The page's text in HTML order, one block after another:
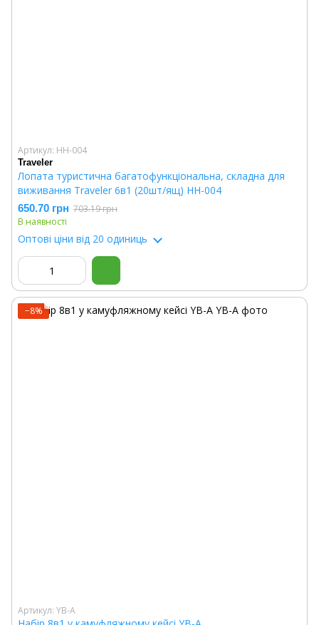
Артикул: HH-004
Traveler
Лопата туристична багатофункціональна, складна для
виживання Traveler 6в1 (20шт/ящ) HH-004
650.70 грн 703.19 грн
В наявності
Оптові ціни від 20 одиниць
−8%
Артикул: YB-A